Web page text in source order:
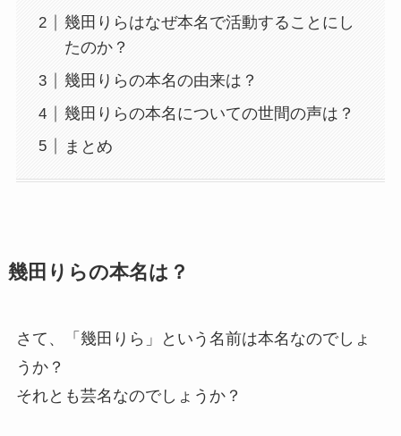
幾田りらはなぜ本名で活動することにし
たのか？
幾田りらの本名の由来は？
幾田りらの本名についての世間の声は？
まとめ
幾田りらの本名は？
さて、「幾田りら」という名前は本名なのでしょ
うか？
それとも芸名なのでしょうか？